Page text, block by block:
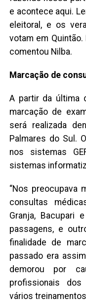
e acontece aqui.
eleitoral, e os
votam em
comentou Nilba.
Marcação de
A partir da última
marcação de
será realizada
Palmares do Sul.
nos sistemas
sistemas
“Nos preocupava
consultas
Granja, Bacupari
passagens, e
finalidade de
passado era
demorou por
profissionais
vários